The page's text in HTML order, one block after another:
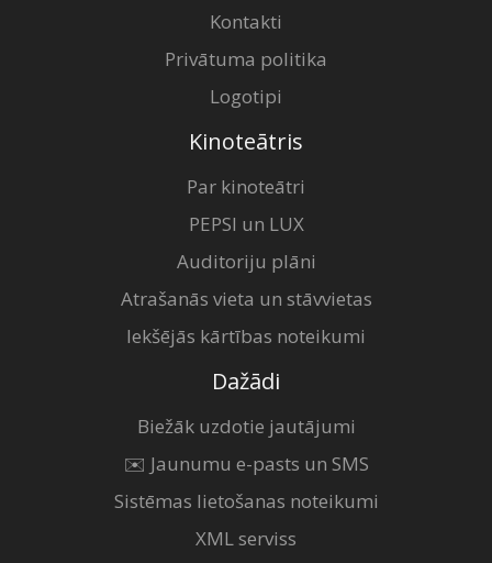
Kontakti
Privātuma politika
Logotipi
Kinoteātris
Par kinoteātri
PEPSI un LUX
Auditoriju plāni
Atrašanās vieta un stāvvietas
Iekšējās kārtības noteikumi
Dažādi
Biežāk uzdotie jautājumi
✉️ Jaunumu e-pasts un SMS
Sistēmas lietošanas noteikumi
XML serviss